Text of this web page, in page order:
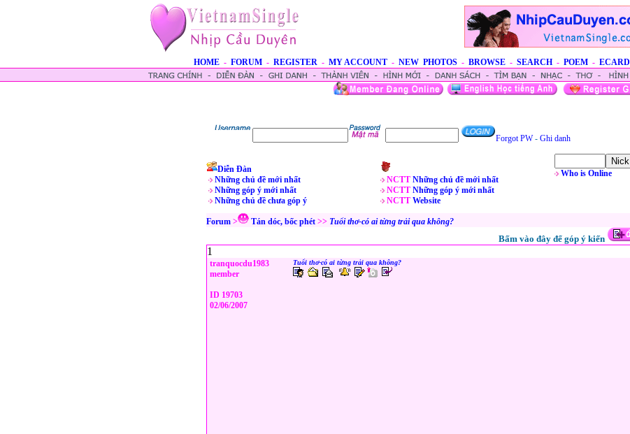
HOME - FORUM - REGISTER - MY ACCOUNT - NEW PHOTOS - BROWSE - SEARCH - POEM - ECARD
Forgot PW- Ghi danh
Diễn Đàn
Những chủ đề mới nhất
Những góp ý mới nhất
Những chủ đề chưa góp ý
NCTT Những chủ đề mới nhất
NCTT Những góp ý mới nhất
NCTT Website
Who is Online
Forum > Tán dóc, bốc phét >> Tuổi thơ-có ai từng trải qua không?
Bấm vào đây để góp ý kiến
1
tranquocdu1983
member
ID 19703
02/06/2007
Tuổi thơ-có ai từng trải qua không?